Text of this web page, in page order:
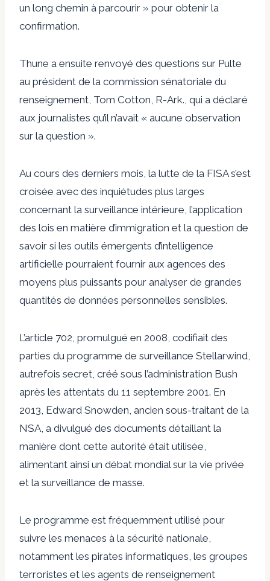
un long chemin à parcourir » pour obtenir la
confirmation.
Thune a ensuite renvoyé des questions sur Pulte
au président de la commission sénatoriale du
renseignement, Tom Cotton, R-Ark., qui a déclaré
aux journalistes qu’il n’avait « aucune observation
sur la question ».
Au cours des derniers mois, la lutte de la FISA s’est
croisée avec des inquiétudes plus larges
concernant la surveillance intérieure, l’application
des lois en matière d’immigration et la question de
savoir si les outils émergents d’intelligence
artificielle pourraient fournir aux agences des
moyens plus puissants pour analyser de grandes
quantités de données personnelles sensibles.
L’article 702, promulgué en 2008, codifiait des
parties du programme de surveillance Stellarwind,
autrefois secret, créé sous l’administration Bush
après les attentats du 11 septembre 2001. En
2013, Edward Snowden, ancien sous-traitant de la
NSA, a divulgué des documents détaillant la
manière dont cette autorité était utilisée,
alimentant ainsi un débat mondial sur la vie privée
et la surveillance de masse.
Le programme est fréquemment utilisé pour
suivre les menaces à la sécurité nationale,
notamment les pirates informatiques, les groupes
terroristes et les agents de renseignement